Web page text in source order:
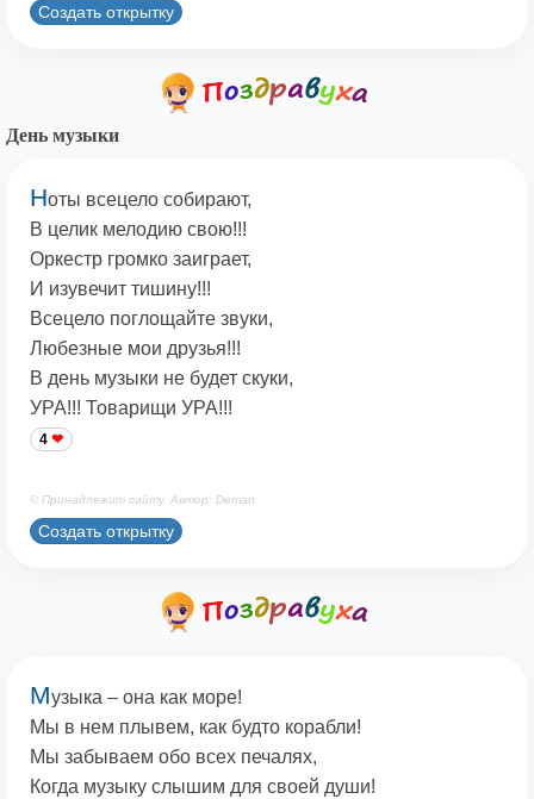
Создать открытку
День музыки
Ноты всецело собирают,
В целик мелодию свою!!!
Оркестр громко заиграет,
И изувечит тишину!!!
Всецело поглощайте звуки,
Любезные мои друзья!!!
В день музыки не будет скуки,
УРА!!! Товарищи УРА!!!
4
© Принадлежит сайту. Автор: Deman
Создать открытку
Музыка – она как море!
Мы в нем плывем, как будто корабли!
Мы забываем обо всех печалях,
Когда музыку слышим для своей души!